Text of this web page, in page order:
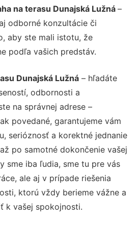
na terasu Dunajská Lužná –
odborné konzultácie či
aby ste mali istotu, že
podľa vašich predstáv.
Dunajská Lužná – hľadáte
odbornosti a
na správnej adrese –
povedané, garantujeme vám
serióznosť a korektné jednanie
po samotné dokončenie vašej
sme iba ľudia, sme tu pre vás
ale aj v prípade riešenia
ktorú vždy berieme vážne a
k vašej spokojnosti.